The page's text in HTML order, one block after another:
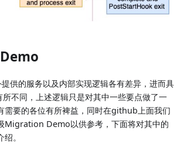
供的服务以及内部实现逻辑各有差异，进而具
不同，上述逻辑只是对其中一些要点做了一
需要的各位有所裨益，同时在github上面我们
Migration Demo以供参考，下面将对其中的
。